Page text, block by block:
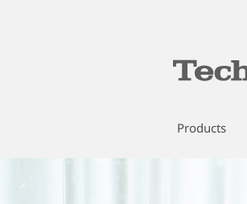
Products